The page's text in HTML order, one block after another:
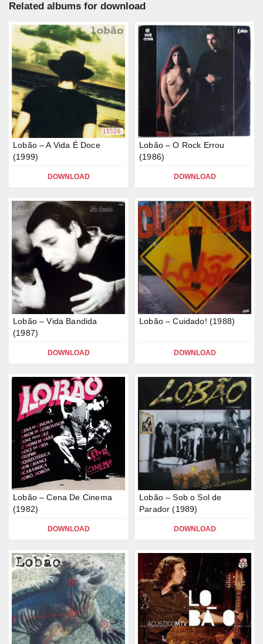
Related albums for download
Lobão – A Vida É Doce
(1999)
DOWNLOAD
Lobão – O Rock Errou
(1986)
DOWNLOAD
Lobão – Vida Bandida
(1987)
DOWNLOAD
Lobão – Cuidado! (1988)
DOWNLOAD
Lobão – Cena De Cinema
(1982)
DOWNLOAD
Lobão – Sob o Sol de
Parador (1989)
DOWNLOAD